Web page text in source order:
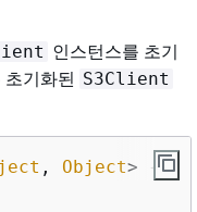
인스턴스를 초기
기화된 S3Client
, Object>
{